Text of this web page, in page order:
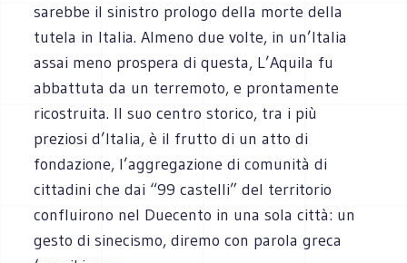
sarebbe il sinistro prologo della morte della
tutela in Italia. Almeno due volte, in un’Italia
assai meno prospera di questa, L’Aquila fu
abbattuta da un terremoto, e prontamente
ricostruita. Il suo centro storico, tra i più
preziosi d’Italia, è il frutto di un atto di
fondazione, l’aggregazione di comunità di
cittadini che dai “99 castelli” del territorio
confluirono nel Duecento in una sola città: un
gesto di sinecismo, diremo con parola greca